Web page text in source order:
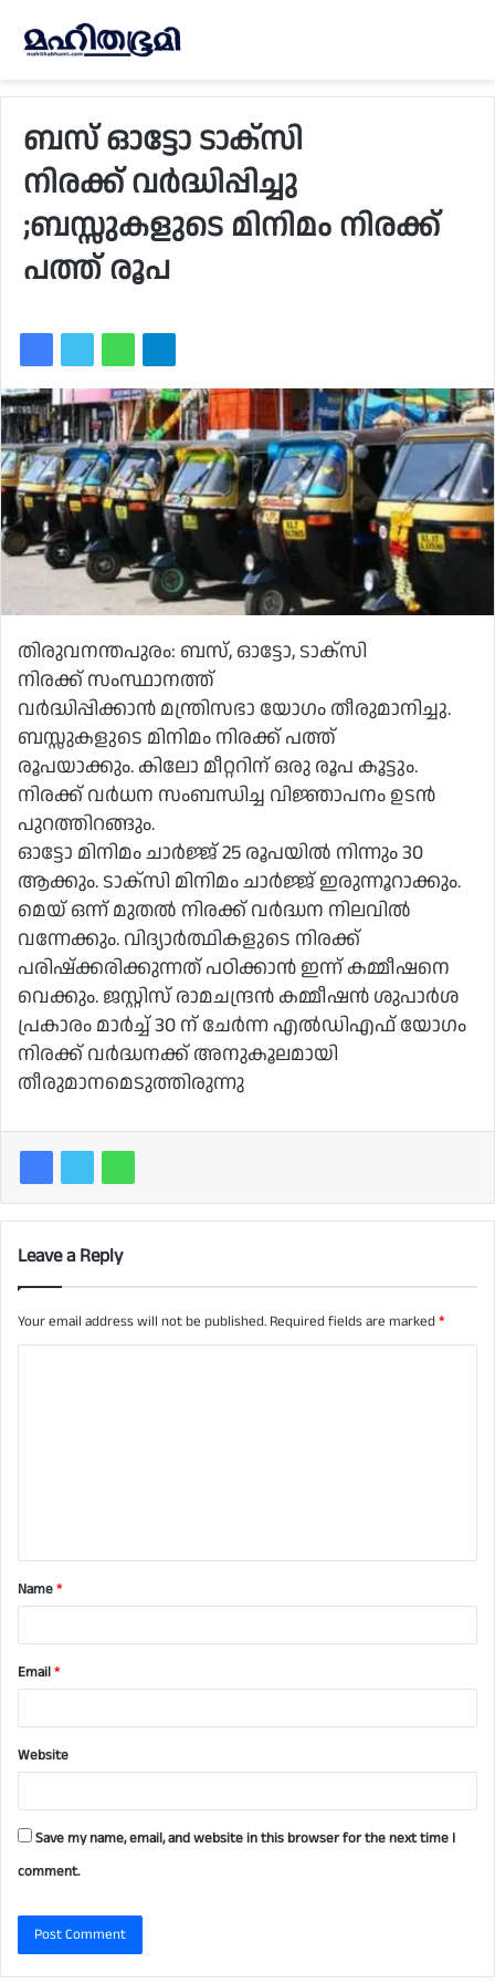
ബസ് ഓട്ടോ ടാക്സി
നിരക്ക് വർദ്ധിപ്പിച്ചു
;ബസ്സുകളുടെ മിനിമം നിരക്ക്
പത്ത് രൂപ
തിരുവനന്തപുരം: ബസ്, ഓട്ടോ, ടാക്സി
നിരക്ക് സംസ്ഥാനത്ത്
വർദ്ധിപ്പിക്കാൻ മന്ത്രിസഭാ യോഗം തീരുമാനിച്ചു.
ബസ്സുകളുടെ മിനിമം നിരക്ക് പത്ത്
രൂപയാക്കും. കിലോ മീറ്ററിന് ഒരു രൂപ കൂട്ടും.
നിരക്ക് വര്‍ധന സംബന്ധിച്ച വിജ്ഞാപനം ഉടന്‍
പുറത്തിറങ്ങും.
ഓട്ടോ മിനിമം ചാര്‍ജ്ജ് 25 രൂപയില്‍ നിന്നും 30
ആക്കും. ടാക്സി മിനിമം ചാര്‍ജ്ജ് ഇരുന്നൂറാക്കും.
മെയ് ഒന്ന് മുതല്‍ നിരക്ക് വര്‍ദ്ധന നിലവില്‍
വന്നേക്കും. വിദ്യാര്‍ത്ഥികളുടെ നിരക്ക്
പരിഷ്ക്കരിക്കുന്നത് പഠിക്കാന്‍ ഇന്ന് കമ്മീഷനെ
വെക്കും. ജസ്റ്റിസ് രാമചന്ദ്രന്‍ കമ്മീഷന്‍ ശുപാര്‍ശ
പ്രകാരം മാര്‍ച്ച്‌ 30 ന് ചേര്‍ന്ന എല്‍ഡിഎഫ് യോഗം
നിരക്ക് വ‍ര്‍ദ്ധനക്ക് അനുകൂലമായി
തീരുമാനമെടുത്തിരുന്നു
Leave a Reply
Your email address will not be published. Required fields are marked*
t
*Name*
Email*
Website
Save my name, email, and website in this browser for the next time I
comment.